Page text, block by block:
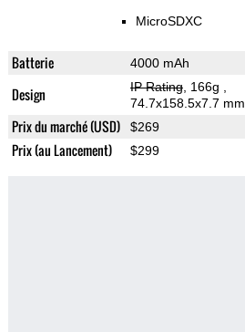
MicroSDXC
Batterie 4000 mAh
Design IP Rating, 166g
74.7x158.5x7.7 mm
Prix du marché (USD) $269
Prix (au Lancement) $299